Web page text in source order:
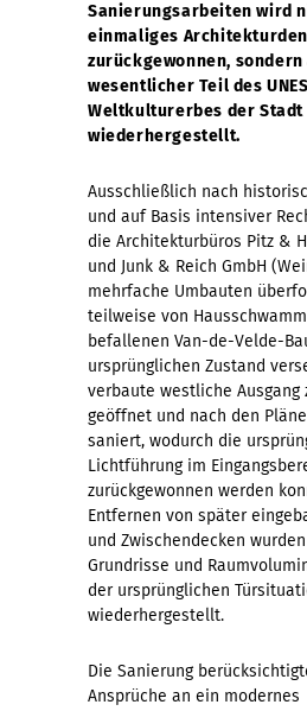
Sanierungsarbeiten wird
einmaliges
zurückgewonnen,
wesentlicher Teil des
Weltkulturerbes der Stadt
wiederhergestellt.
Ausschließlich nach
und auf Basis intensiver
die Architekturbüros Pitz &
und Junk & Reich GmbH
mehrfache Umbauten
teilweise von
befallenen Van-de-Velde-
ursprünglichen Zustand
verbaute westliche Ausgang
geöffnet und nach den
saniert, wodurch die
Lichtführung im
zurückgewonnen werden
Entfernen von später
und Zwischendecken
Grundrisse und
der ursprünglichen
wiederhergestellt.
Die Sanierung
Ansprüche an ein modernes